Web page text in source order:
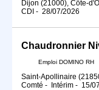
Dijon (21000), Côte-
CDI - 28/07/2026
Chaudronnier
Emploi DOMINO RH
Saint-Apollinaire
Comté - Intérim - 15/